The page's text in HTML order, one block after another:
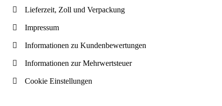
Lieferzeit, Zoll und Verpackung
Impressum
Informationen zu Kundenbewertungen
Informationen zur Mehrwertsteuer
Cookie Einstellungen